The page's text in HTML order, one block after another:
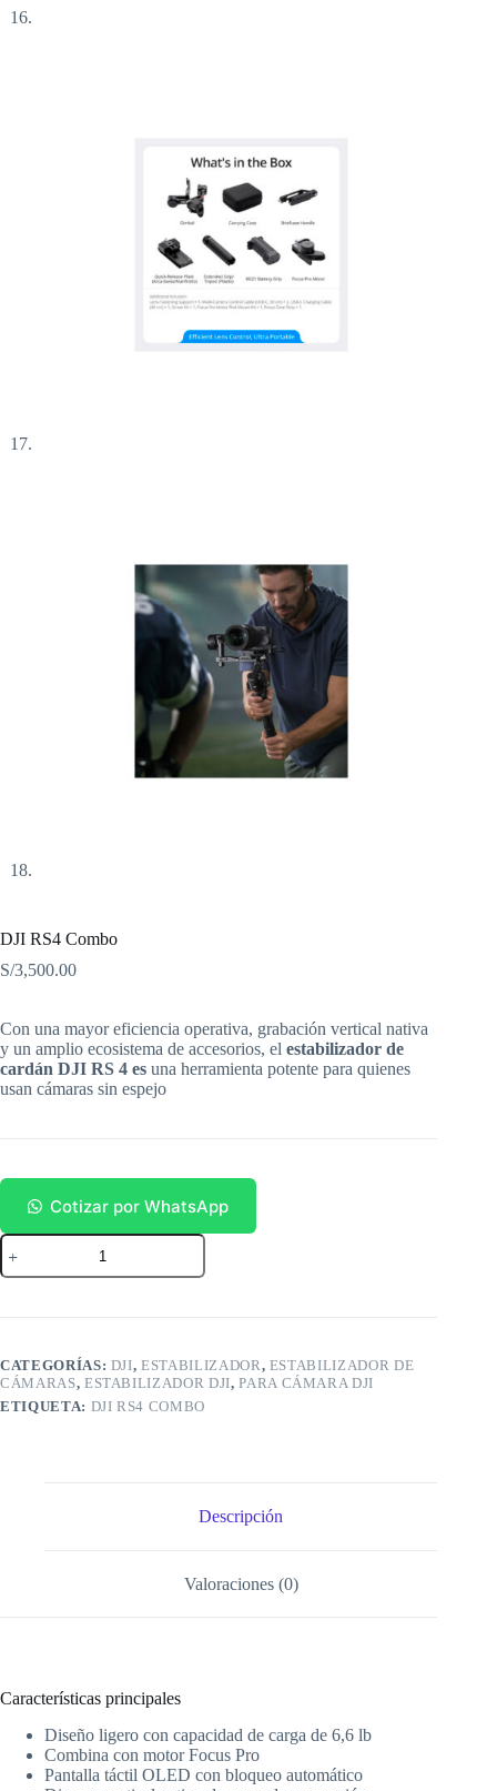
DJI RS4 Combo
S/3,500.00
Con una mayor eficiencia operativa, grabación vertical nativa
y un amplio ecosistema de accesorios, el estabilizador de
cardán DJI RS 4 es una herramienta potente para quienes
usan cámaras sin espejo
Cotizar por WhatsApp
DJI
RS4
Combo
CATEGORÍAS: DJI,ESTABILIZADOR, ESTABILIZADOR DE
CÁMARAS, ESTABILIZADOR DJI,PARA CÁMARA DJI
ETIQUETA: DJI RS4 COMBO
Descripción
Valoraciones (0)
Características principales
Diseño ligero con capacidad de carga de 6,6 lb
Combina con motor Focus Pro
Pantalla táctil OLED con bloqueo automático